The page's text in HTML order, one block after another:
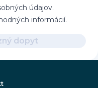
údajov.
informácií.
dopyt